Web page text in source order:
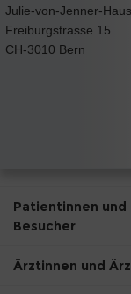
Julie-von-Jenner-Haus
Freiburgstrasse 15
CH-3010 Bern
Patientinnen und
Besucher
Ärztinnen und